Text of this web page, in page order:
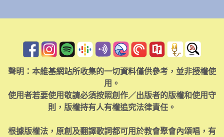
聲明：本維基網站所收集的一切資料僅供參考，並非授權使
用。
使用者若要使用敬請必須按照創作／出版者的版權和使用守
則，版權持有人有權追究法律責任。
根據版權法，原創及翻譯歌詞都可用於教會聚會內頌唱，有